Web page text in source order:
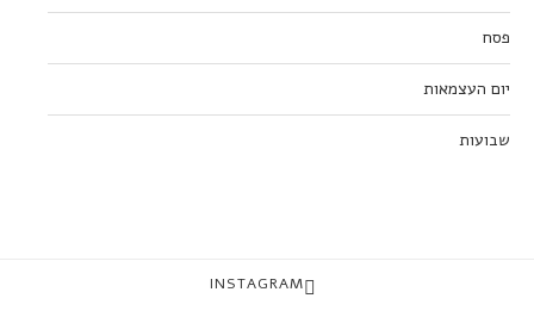
פסח
יום העצמאות
שבועות
INSTAGRAM